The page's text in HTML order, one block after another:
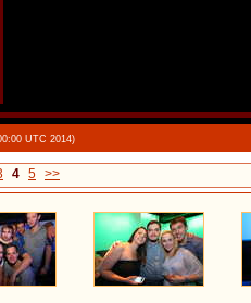
UTC 2014)
4 5 >>